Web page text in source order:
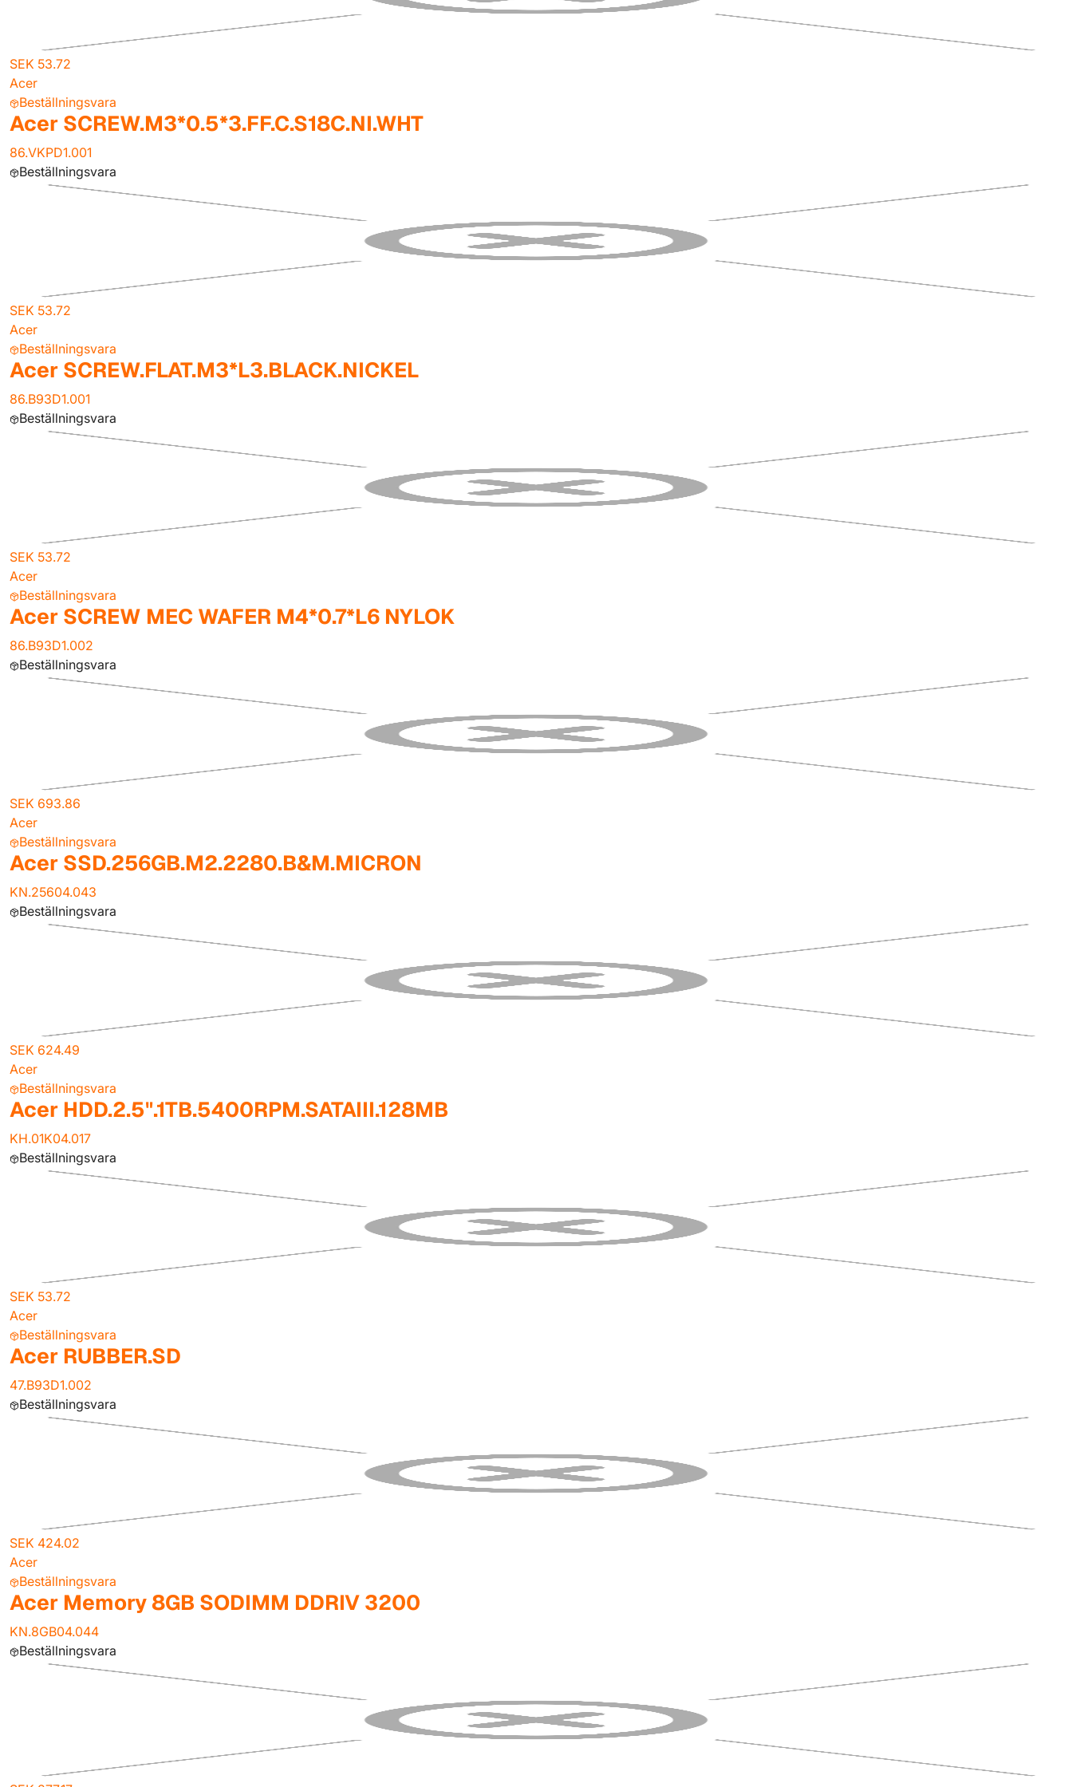
SEK 53.72
Acer
Beställningsvara
Acer SCREW.M3*0.5*3.FF.C.S18C.NI.WHT
86.VKPD1.001
Beställningsvara
SEK 53.72
Acer
Beställningsvara
Acer SCREW.FLAT.M3*L3.BLACK.NICKEL
86.B93D1.001
Beställningsvara
SEK 53.72
Acer
Beställningsvara
Acer SCREW MEC WAFER M4*0.7*L6 NYLOK
86.B93D1.002
Beställningsvara
SEK 693.86
Acer
Beställningsvara
Acer SSD.256GB.M2.2280.B&M.MICRON
KN.25604.043
Beställningsvara
SEK 624.49
Acer
Beställningsvara
Acer HDD.2.5".1TB.5400RPM.SATAIII.128MB
KH.01K04.017
Beställningsvara
SEK 53.72
Acer
Beställningsvara
Acer RUBBER.SD
47.B93D1.002
Beställningsvara
SEK 424.02
Acer
Beställningsvara
Acer Memory 8GB SODIMM DDRIV 3200
KN.8GB04.044
Beställningsvara